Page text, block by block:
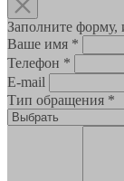
Заполните
Ваше имя *
Телефон *
E-mail
Тип обращения *